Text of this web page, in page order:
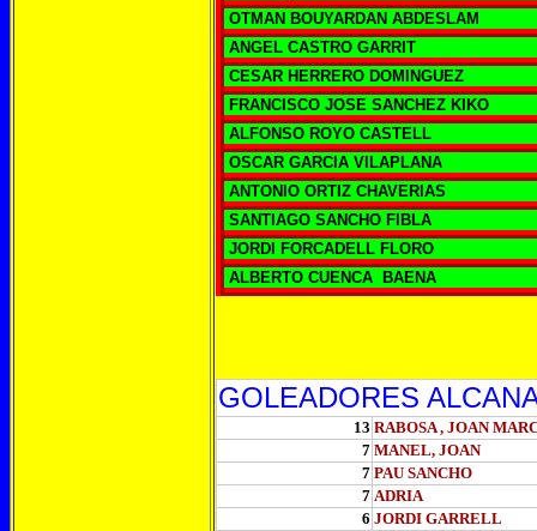
OTMAN BOUYARDAN ABDESLAM
ANGEL CASTRO GARRIT
CESAR HERRERO DOMINGUEZ
FRANCISCO JOSE SANCHEZ KIKO
ALFONSO ROYO CASTELL
OSCAR GARCIA VILAPLANA
ANTONIO ORTIZ CHAVERIAS
SANTIAGO SANCHO FIBLA
JORDI FORCADELL FLORO
ALBERTO CUENCA BAENA
GOLEADORES
13 RABOSA , JOAN
7 MANEL, JOAN
7 PAU SANCHO
7 ADRIA
6 JORDI GARRELL